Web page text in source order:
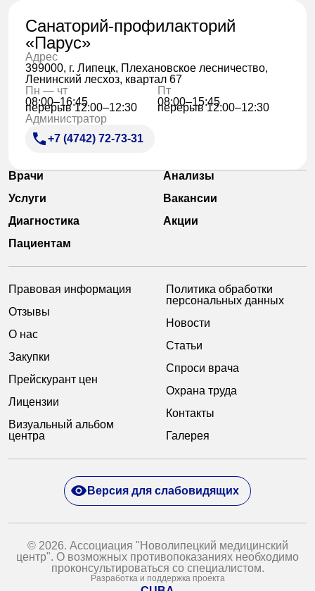
Санаторий-профилакторий
«Парус»
Адрес
399000, г. Липецк, Плехановское лесничество,
Ленинский лесхоз, квартал 67
Пн — чт
08:00–16:45
перерыв 12:00–12:30
Пт
08:00–15:45
перерыв 12:00–12:30
Администратор
+7 (4742) 72-73-31
Врачи
Анализы
Услуги
Вакансии
Диагностика
Акции
Пациентам
Правовая информация
Отзывы
О нас
Закупки
Прейскурант цен
Лицензии
Визуальный альбом
центра
Политика обработки
персональных данных
Новости
Статьи
Спроси врача
Охрана труда
Контакты
Галерея
© 2026. Ассоциация "Новолипецкий медицинский
центр". О возможных противопоказаниях необходимо
проконсультироваться со специалистом.
Разработка и поддержка проекта
Версия для слабовидящих